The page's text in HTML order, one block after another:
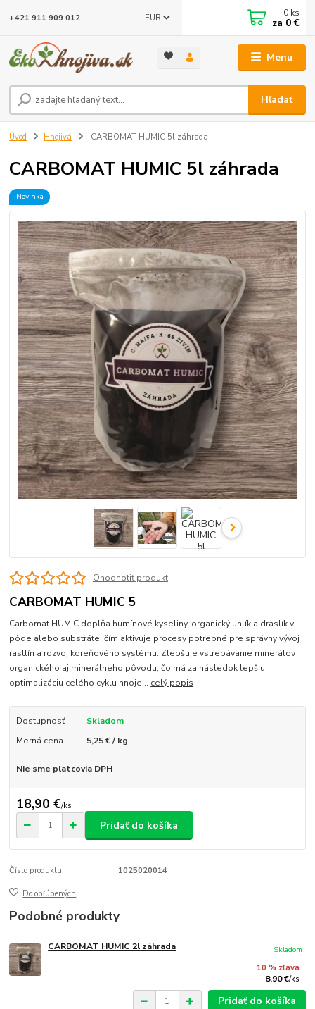
Menu
EUR
Hľadať
+421 911 909 012 0 ks
za 0 €
Úvod Hnojivá CARBOMAT HUMIC 5l záhrada
CARBOMAT HUMIC 5l záhrada
Novinka
Ohodnotiť produkt
CARBOMAT HUMIC 5
Carbomat HUMIC doplňa humínové kyseliny, organický uhlík a draslík v
pôde alebo substráte, čím aktivuje procesy potrebné pre správny vývoj
rastlín a rozvoj koreňového systému. Zlepšuje vstrebávanie minerálov
organického aj minerálneho pôvodu, čo má za následok lepšiu
optimalizáciu celého cyklu hnoje... celý popis
Dostupnosť
Skladom
Merná cena
5,25 € / kg
Nie sme platcovia DPH
18,90 €/ks
Pridať do košíka
Číslo produktu: 1025020014
Do obľúbených
Podobné produkty
CARBOMAT HUMIC 2l záhrada
10 % zľava
8,90 €/ks
Skladom
Pridať do košíka